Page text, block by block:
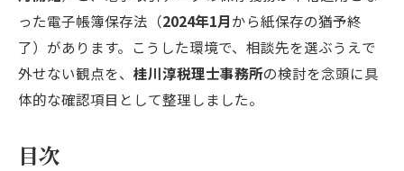
った電子帳簿保存法（2024年1月から紙保存の猶予終
了）があります。こうした環境で、相談先を選ぶうえで
外せない観点を、 桂川淳税理士事務所の検討を念頭に具
体的な確認項目として整理しました。
目次